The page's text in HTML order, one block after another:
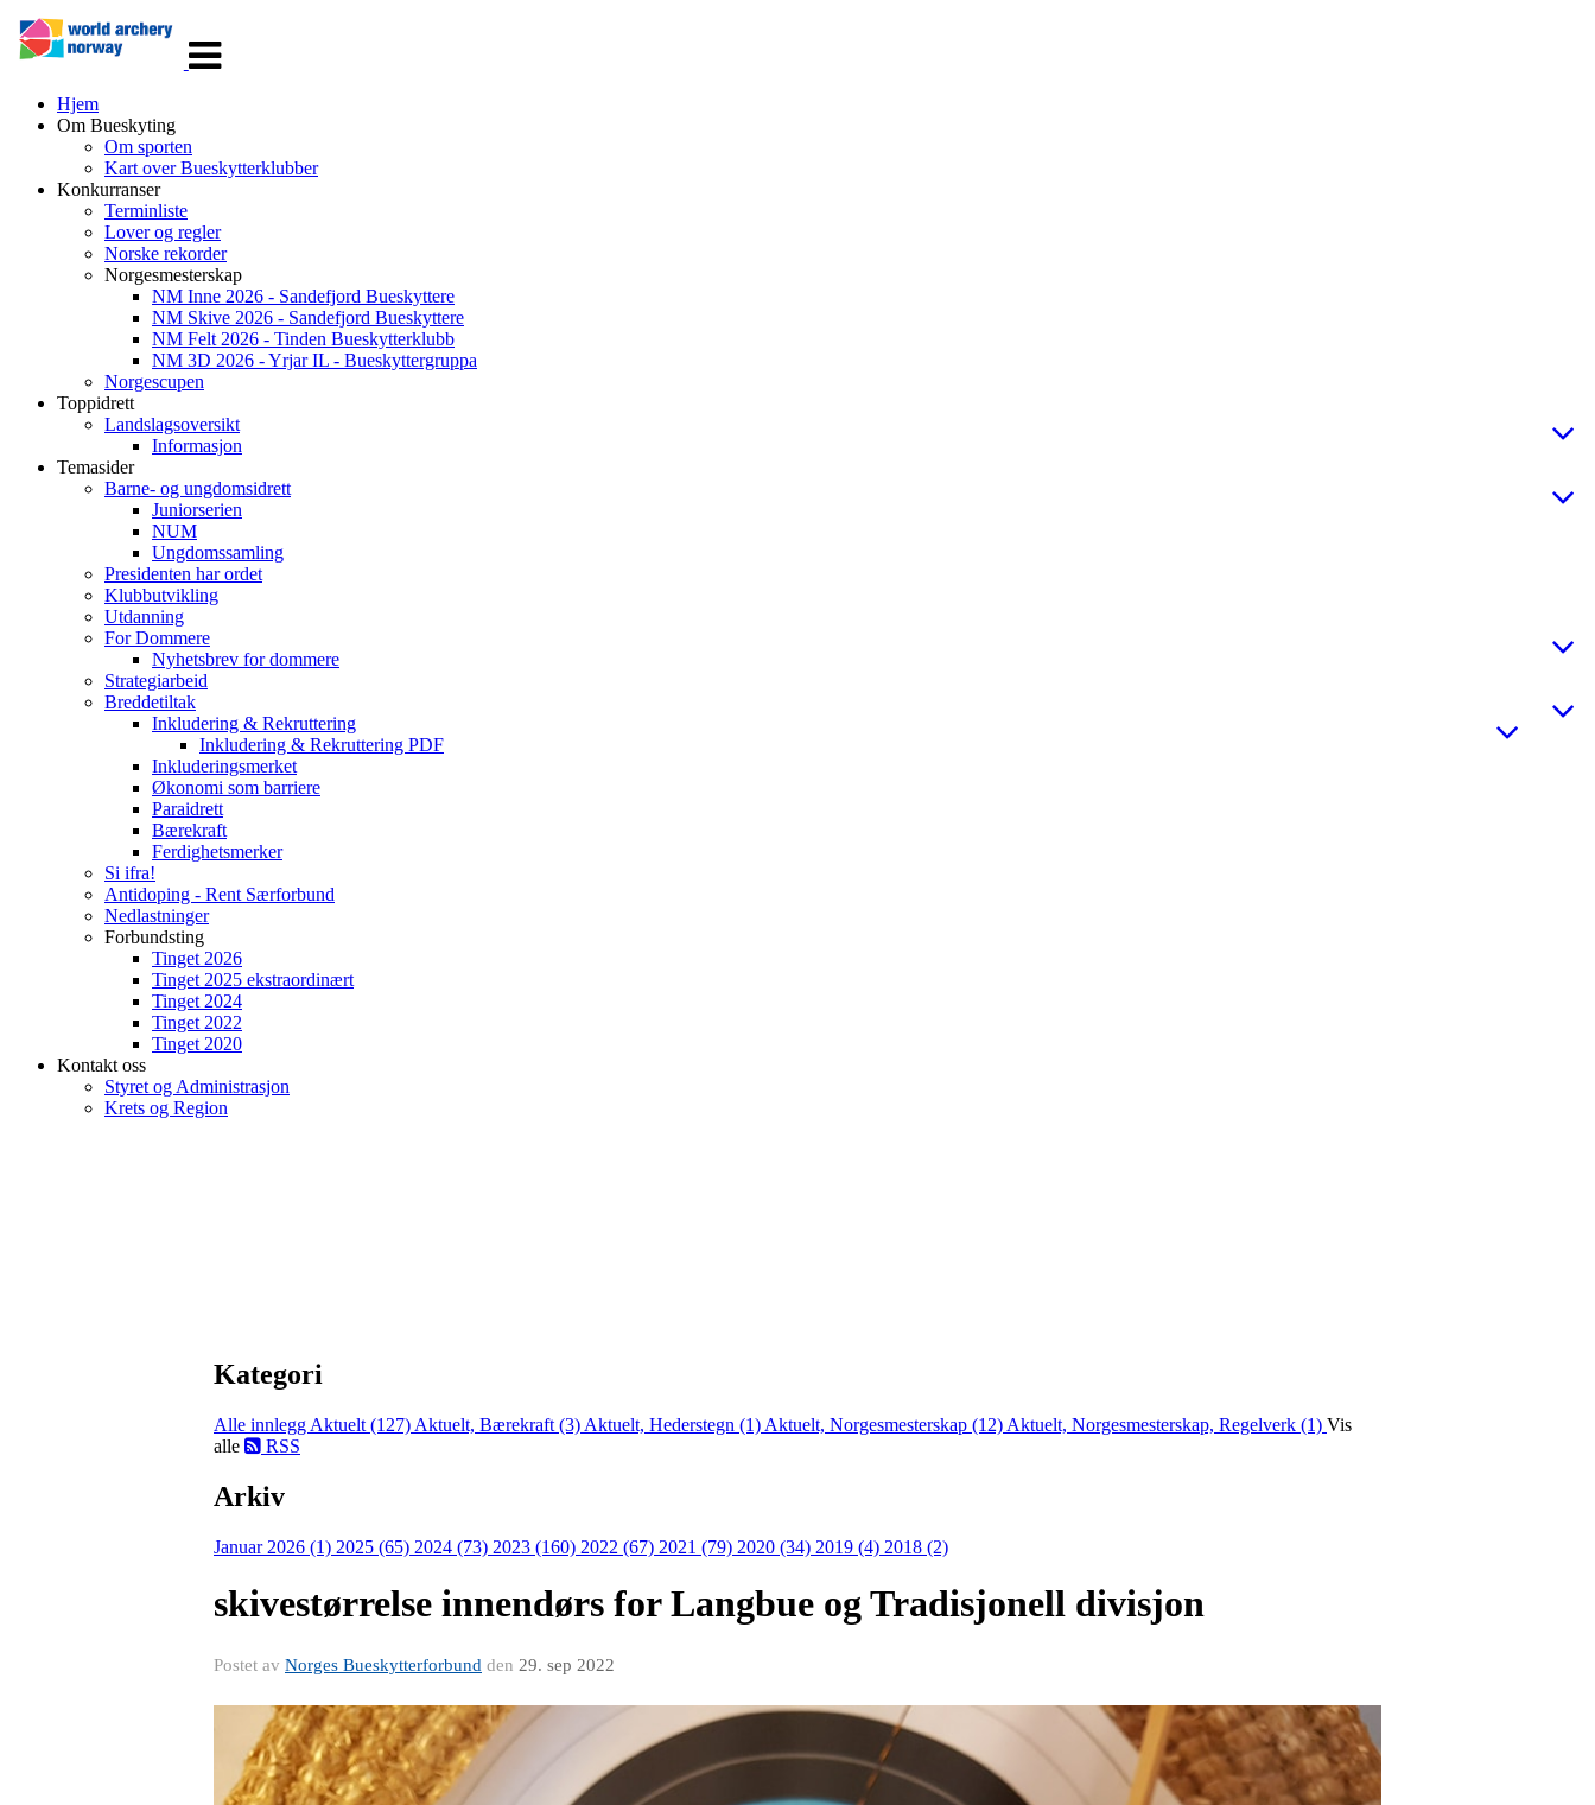
navigasjon
Hjem
Om Bueskyting
Om sporten
Kart over Bueskytterklubber
Konkurranser
Terminliste
Lover og regler
Norske rekorder
Norgesmesterskap
NM Inne 2026 - Sandefjord Bueskyttere
NM Skive 2026 - Sandefjord Bueskyttere
NM Felt 2026 - Tinden Bueskytterklubb
NM 3D 2026 - Yrjar IL - Bueskyttergruppa
Norgescupen
Toppidrett
Landslagsoversikt
Informasjon
Temasider
Barne- og ungdomsidrett
Juniorserien
NUM
Ungdomssamling
Presidenten har ordet
Klubbutvikling
Utdanning
For Dommere
Nyhetsbrev for dommere
Strategiarbeid
Breddetiltak
Inkludering & Rekruttering
Inkludering & Rekruttering PDF
Inkluderingsmerket
Økonomi som barriere
Paraidrett
Bærekraft
Ferdighetsmerker
Si ifra!
Antidoping - Rent Særforbund
Nedlastninger
Forbundsting
Tinget 2026
Tinget 2025 ekstraordinært
Tinget 2024
Tinget 2022
Tinget 2020
Kontakt oss
Styret og Administrasjon
Krets og Region
Kategori
Alle innlegg Aktuelt (127) Aktuelt, Bærekraft (3) Aktuelt, Hederstegn (1) Aktuelt, Norgesmesterskap (12) Aktuelt, Norgesmesterskap, Regelverk (1) Vis
alle
RSS
Arkiv
Januar 2026 (1) 2025 (65) 2024 (73) 2023 (160) 2022 (67) 2021 (79) 2020 (34) 2019 (4) 2018 (2)
skivestørrelse innendørs for Langbue og Tradisjonell divisjon
Postet av Norges Bueskytterforbund den 29. sep 2022